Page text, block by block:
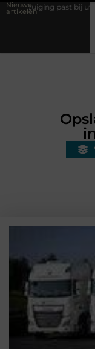
Nieuwe
artikelen
bij uw productieproces?